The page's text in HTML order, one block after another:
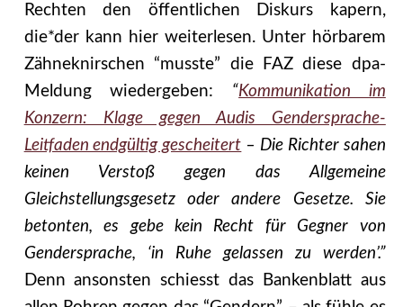
Rechten den öffentlichen Diskurs kapern,
die*der kann hier weiterlesen. Unter hörbarem
Zähneknirschen “musste” die FAZ diese dpa-
Meldung wiedergeben: “Kommunikation im
Konzern: Klage gegen Audis Gendersprache-
Leitfaden endgültig gescheitert – Die Richter sahen
keinen Verstoß gegen das Allgemeine
Gleichstellungsgesetz oder andere Gesetze. Sie
betonten, es gebe kein Recht für Gegner von
Gendersprache, ‘in Ruhe gelassen zu werden’.”
Denn ansonsten schiesst das Bankenblatt aus